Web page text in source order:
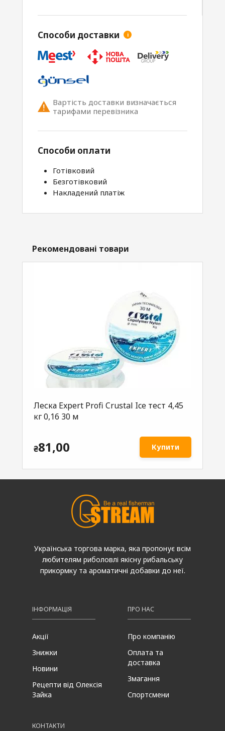
Способи доставки i
Вартість доставки визначається
тарифами перевізника
Способи оплати
Готівковий
Безготівковий
Накладений платіж
Рекомендовані товари
Леска Expеrt Profi Crustal Ice тест 4,45
кг 0,16 30 м
₴81,00 Купити
Українська торгова марка, яка пропонує всім
любителям риболовлі якісну рибальську
прикормку та ароматичні добавки до неї.
ІНФОРМАЦІЯ
Акції
Знижки
Новини
Рецепти від Олексія
Зайка
ПРО НАС
Про компанію
Оплата та
доставка
Змагання
Спортсмени
КОНТАКТИ